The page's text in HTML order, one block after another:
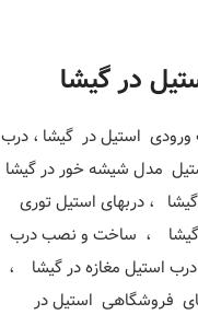
در گیشا
استیل در گیشا ، درب
، درب استیل مدل شیشه خور در گیشا
، دربهای استیل توری
گیشا ، ساخت و نصب درب
استیل مغازه در گیشا ،
فروشگاهی استیل در